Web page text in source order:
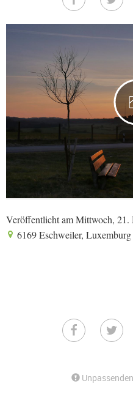
Veröffentlicht am Mittwoch, 21.
6169 Eschweiler, Luxemburg